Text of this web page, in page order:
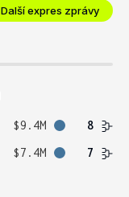
Další expres zprávy
$9.4M
8
$7.4M 7